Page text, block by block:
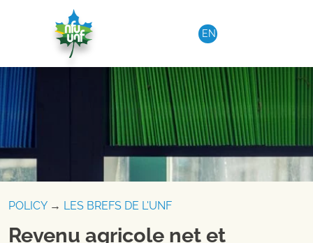
Aller au contenu
EN
POLICY→ LES BREFS DE L'UNF
Revenu agricole net et